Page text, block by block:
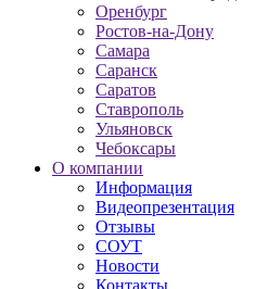
Оренбург
Ростов-на-Дону
Самара
Саранск
Саратов
Ставрополь
Ульяновск
Чебоксары
О компании
Информация
Видеопрезентация
Отзывы
СОУТ
Новости
Контакты